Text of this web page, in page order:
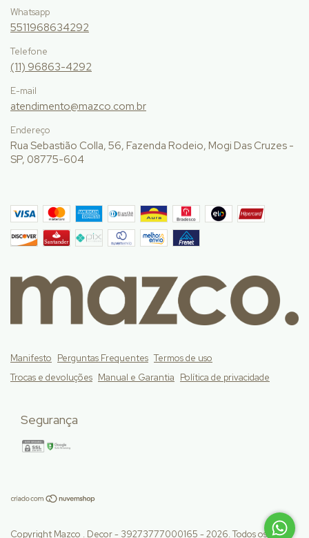
Whatsapp
5511968634292
Telefone
(11) 96863-4292
E-mail
atendimento@mazco.com.br
Endereço
Rua Sebastião Colla, 56, Fazenda Rodeio, Mogi Das Cruzes -
SP, 08775-604
Manifesto Perguntas Frequentes Termos de uso
Trocas e devoluções Manual e Garantia Política de privacidade
Segurança
Copyright Mazco . Decor - 39273777000165 - 2026. Todos os